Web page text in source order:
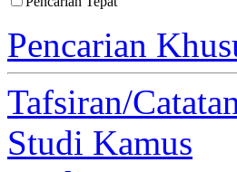
Pencarian
Tafsiran/
Studi Kamus